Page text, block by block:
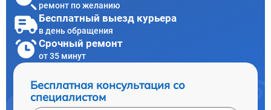
ремонт по желанию
Бесплатный выезд курьера
в день обращения
Срочный ремонт
от 35 минут
Бесплатная консультация со
специалистом